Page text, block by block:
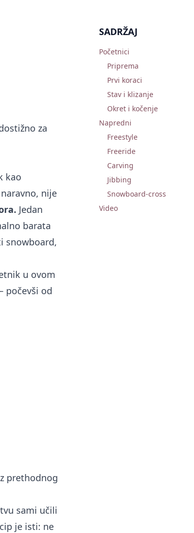
za
kao
nije
Jedan
barata
snowboard,
u ovom
počevši od
prethodnog
sami učili
je isti: ne
SADRŽAJ
Početnici
Priprema
Prvi koraci
Stav i klizanje
Okret i kočenje
Napredni
Freestyle
Freeride
Carving
Jibbing
Snowboard-cross
Video